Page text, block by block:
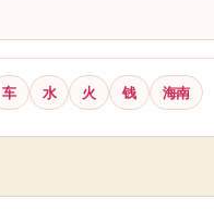
车 水 火 钱 海南